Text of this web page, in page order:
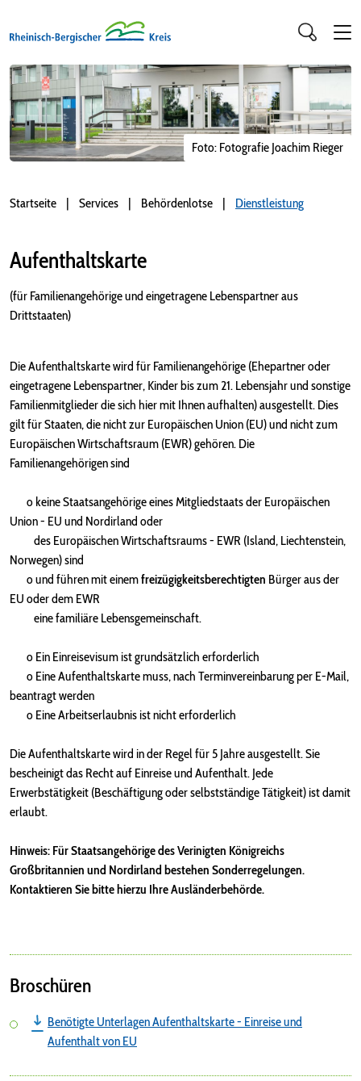
Foto: Fotografie Joachim Rieger
Startseite Services Behördenlotse Dienstleistung
Aufenthaltskarte
(für Familienangehörige und eingetragene Lebenspartner aus
Drittstaaten)
Die Aufenthaltskarte wird für Familienangehörige (Ehepartner oder
eingetragene Lebenspartner, Kinder bis zum 21. Lebensjahr und sonstige
Familienmitglieder die sich hier mit Ihnen aufhalten) ausgestellt. Dies
gilt für Staaten, die nicht zur Europäischen Union (EU) und nicht zum
Europäischen Wirtschaftsraum (EWR) gehören. Die
Familienangehörigen sind
o keine Staatsangehörige eines Mitgliedstaats der Europäischen
Union - EU und Nordirland oder
des Europäischen Wirtschaftsraums - EWR (Island, Liechtenstein,
Norwegen) sind
o und führen mit einemfreizügigkeitsberechtigten Bürger aus der
EU oder dem EWR
eine familiäre Lebensgemeinschaft.
o Ein Einreisevisum ist grundsätzlich erforderlich
o Eine Aufenthaltskarte muss, nach Terminvereinbarung per E-Mail,
beantragt werden
o Eine Arbeitserlaubnis ist nicht erforderlich
Die Aufenthaltskarte wird in der Regel für 5 Jahre ausgestellt. Sie
bescheinigt das Recht auf Einreise und Aufenthalt. Jede
Erwerbstätigkeit (Beschäftigung oder selbstständige Tätigkeit) ist damit
erlaubt.
Hinweis: Für Staatsangehörige des Verinigten Königreichs
Großbritannien und Nordirland bestehen Sonderregelungen.
Kontaktieren Sie bitte hierzu Ihre Ausländerbehörde.
Broschüren
Benötigte Unterlagen Aufenthaltskarte - Einreise und
Aufenthalt von EU